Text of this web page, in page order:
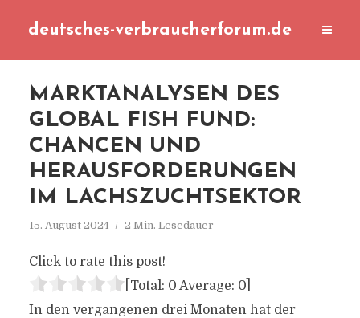
deutsches-verbraucherforum.de
MARKTANALYSEN DES
GLOBAL FISH FUND:
CHANCEN UND
HERAUSFORDERUNGEN
IM LACHSZUCHTSEKTOR
15. August 2024 2 Min. Lesedauer
Click to rate this post!
[Total: 0 Average: 0]
In den vergangenen drei Monaten hat der